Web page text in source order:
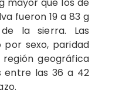
fueron 19 a 83 g
la sierra. Las
por sexo, paridad
geográfica
entre las 36 a 42